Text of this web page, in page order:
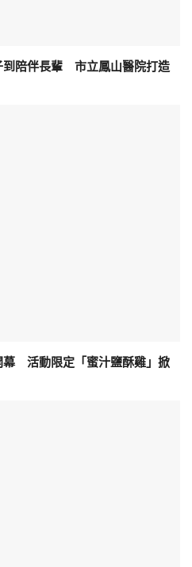
陪伴長輩 市立鳳山醫院打造
幕 活動限定「蜜汁鹽酥雞」掀